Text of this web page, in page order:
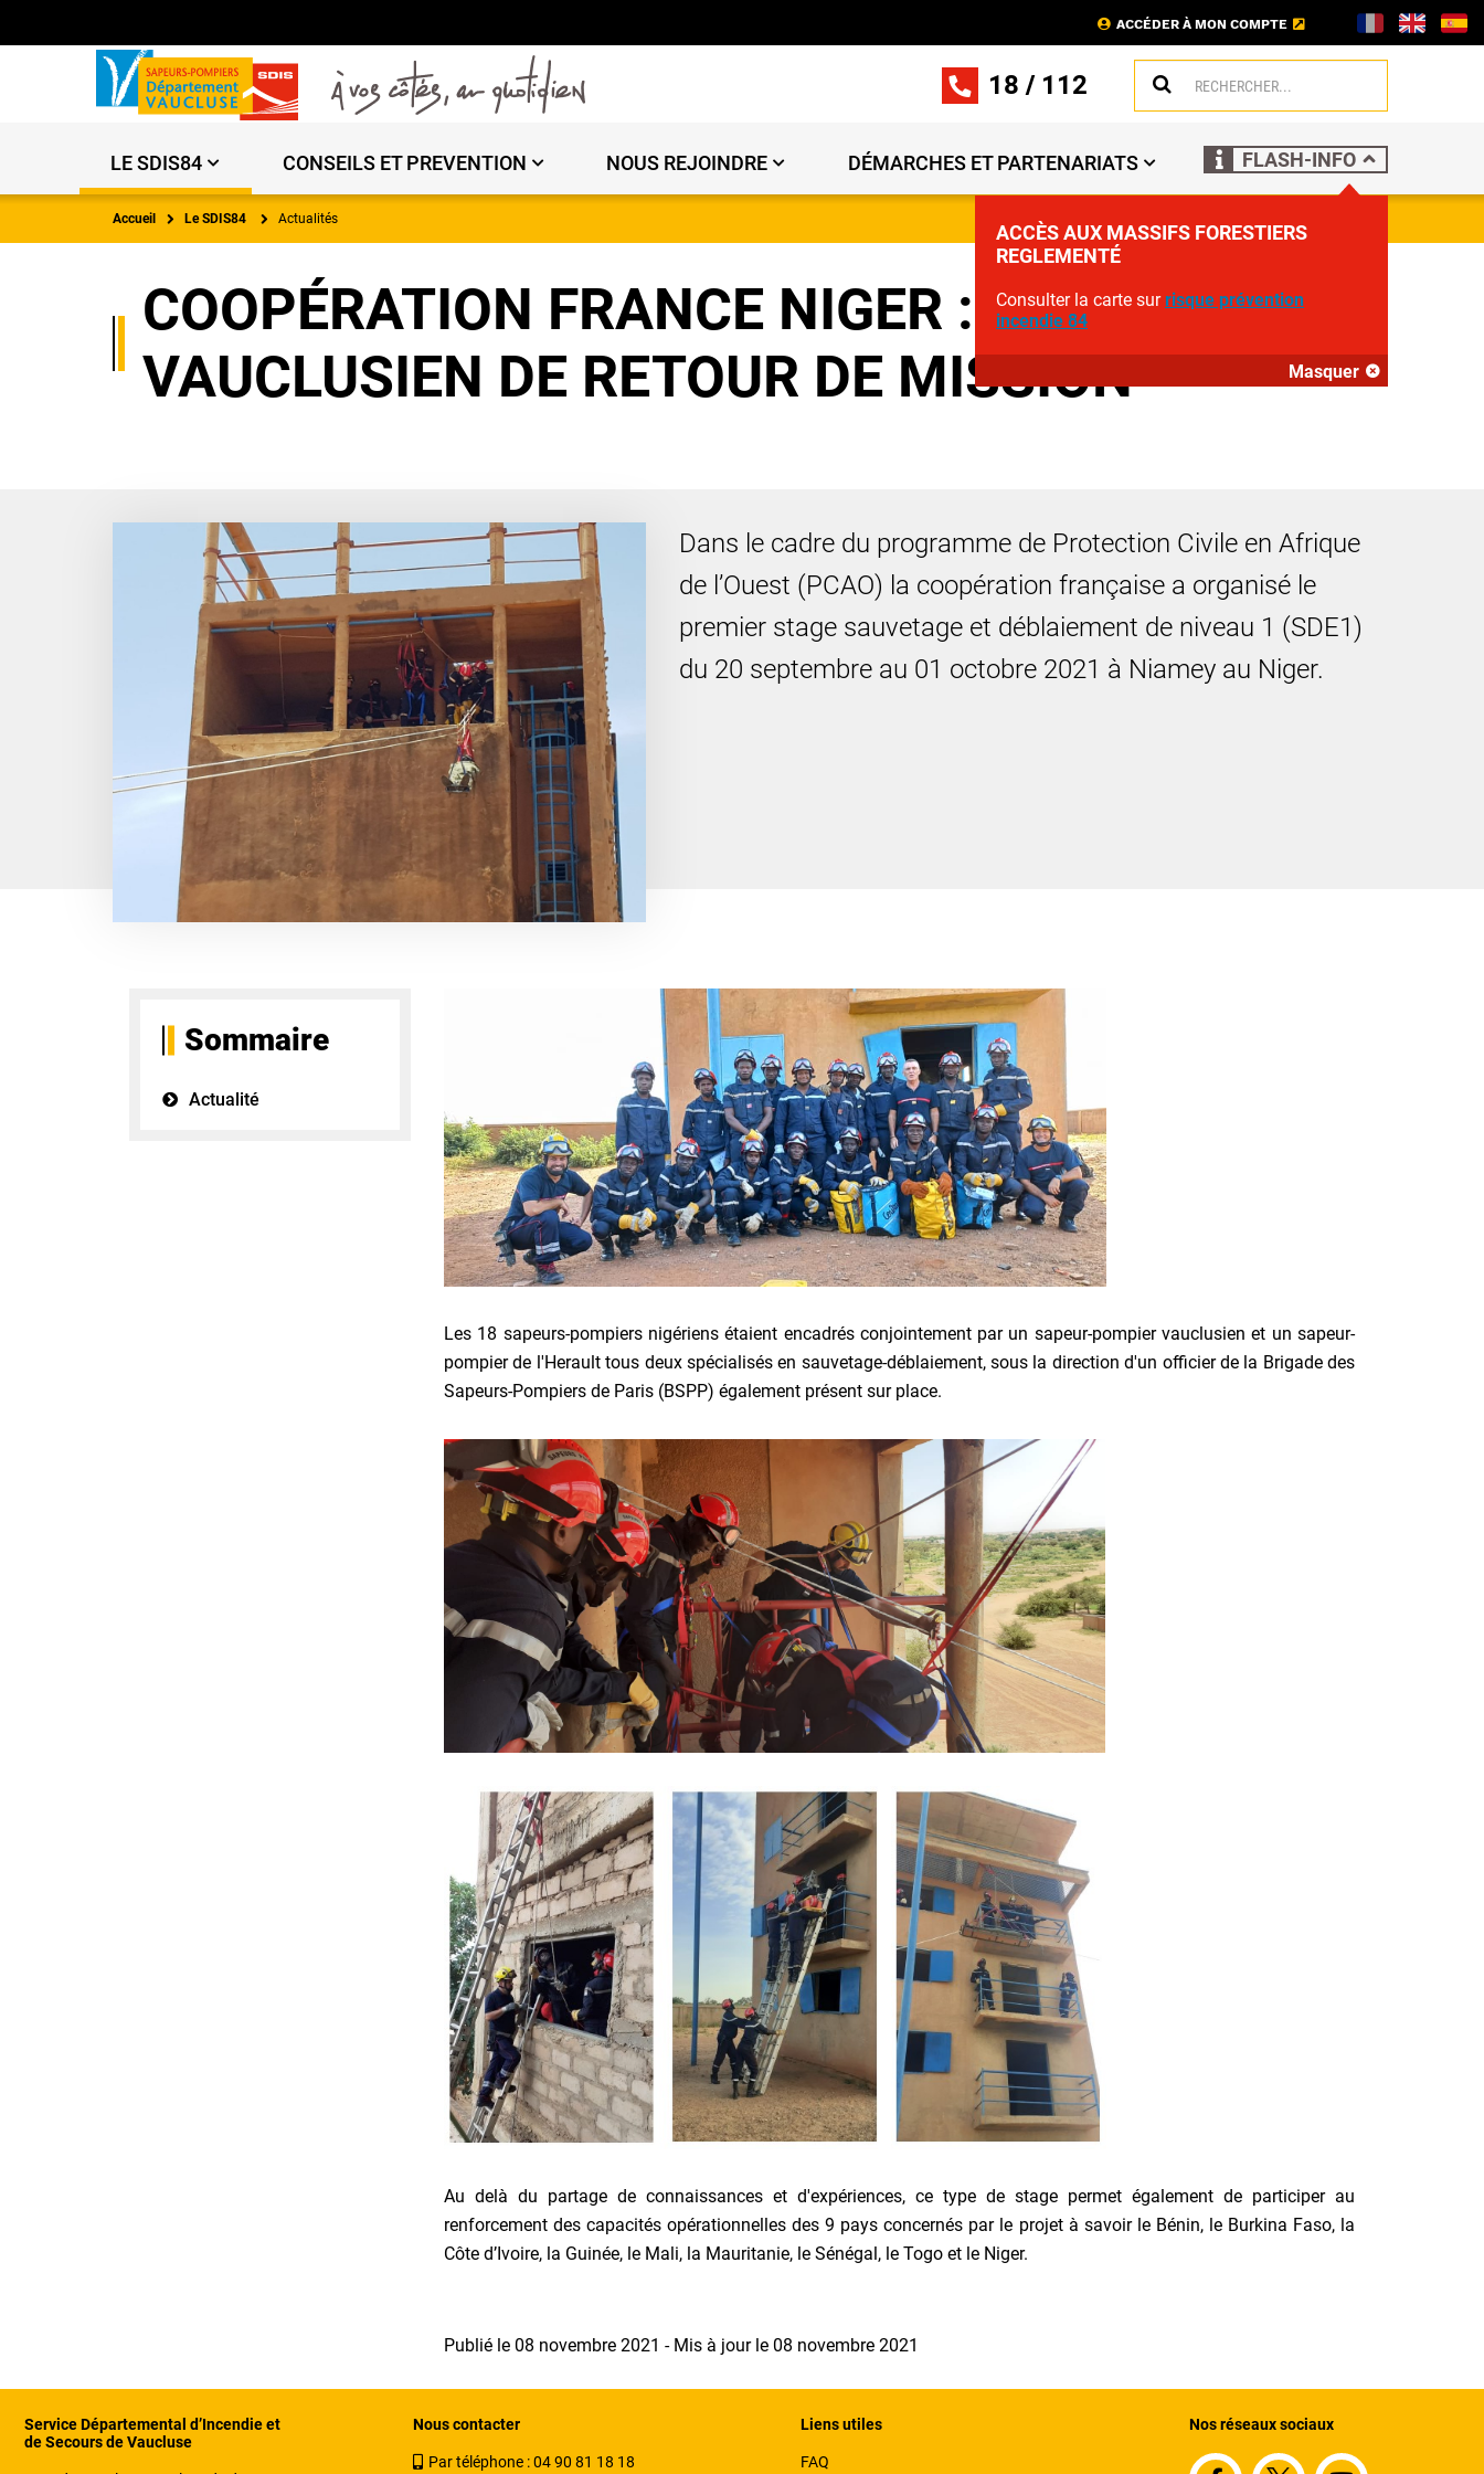
ACCÉDER À MON COMPTE
18 / 112
LE SDIS84 CONSEILS ET PREVENTION NOUS REJOINDRE DÉMARCHES ET PARTENARIATS FLASH-INFO
ACCÈS AUX MASSIFS FORESTIERS
REGLEMENTÉ
Consulter la carte surrisque prévention
incendie 84
Masquer
Accueil Le SDIS84 Actualités
COOPÉRATION FRANCE NIGER : UN POMPIER
VAUCLUSIEN DE RETOUR DE MISSION
Dans le cadre du programme de Protection Civile en Afrique
de l’Ouest (PCAO) la coopération française a organisé le
premier stage sauvetage et déblaiement de niveau 1 (SDE1)
du 20 septembre au 01 octobre 2021 à Niamey au Niger.
Sommaire
Actualité
Les 18 sapeurs-pompiers nigériens étaient encadrés conjointement par un sapeur-pompier vauclusien et un sapeur-
pompier de l'Herault tous deux spécialisés en sauvetage-déblaiement, sous la direction d'un officier de la Brigade des
Sapeurs-Pompiers de Paris (BSPP) également présent sur place.
Au delà du partage de connaissances et d'expériences, ce type de stage permet également de participer au
renforcement des capacités opérationnelles des 9 pays concernés par le projet à savoir le Bénin, le Burkina Faso, la
Côte d’Ivoire, la Guinée, le Mali, la Mauritanie, le Sénégal, le Togo et le Niger.
Publié le 08 novembre 2021 - Mis à jour le 08 novembre 2021
Service Départemental d’Incendie et
de Secours de Vaucluse
Nous contacter
Par téléphone :04 90 81 18 18
Liens utiles
FAQ
Nos réseaux sociaux